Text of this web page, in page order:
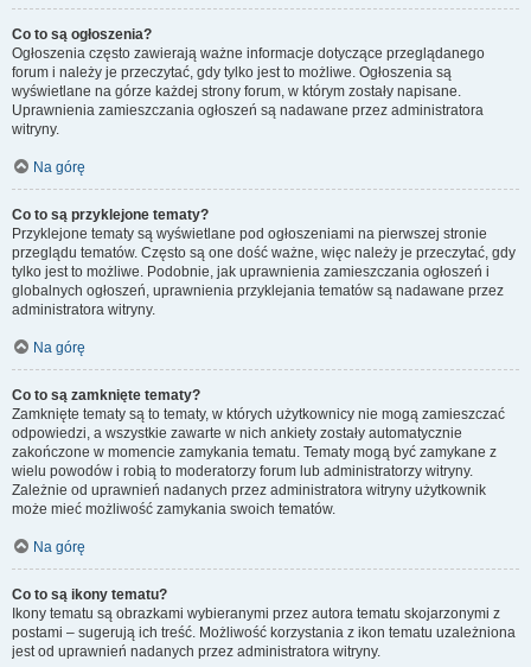
Co to są ogłoszenia?
Ogłoszenia często zawierają ważne informacje dotyczące przeglądanego
forum i należy je przeczytać, gdy tylko jest to możliwe. Ogłoszenia są
wyświetlane na górze każdej strony forum, w którym zostały napisane.
Uprawnienia zamieszczania ogłoszeń są nadawane przez administratora
witryny.
Na górę
Co to są przyklejone tematy?
Przyklejone tematy są wyświetlane pod ogłoszeniami na pierwszej stronie
przeglądu tematów. Często są one dość ważne, więc należy je przeczytać, gdy
tylko jest to możliwe. Podobnie, jak uprawnienia zamieszczania ogłoszeń i
globalnych ogłoszeń, uprawnienia przyklejania tematów są nadawane przez
administratora witryny.
Na górę
Co to są zamknięte tematy?
Zamknięte tematy są to tematy, w których użytkownicy nie mogą zamieszczać
odpowiedzi, a wszystkie zawarte w nich ankiety zostały automatycznie
zakończone w momencie zamykania tematu. Tematy mogą być zamykane z
wielu powodów i robią to moderatorzy forum lub administratorzy witryny.
Zależnie od uprawnień nadanych przez administratora witryny użytkownik
może mieć możliwość zamykania swoich tematów.
Na górę
Co to są ikony tematu?
Ikony tematu są obrazkami wybieranymi przez autora tematu skojarzonymi z
postami – sugerują ich treść. Możliwość korzystania z ikon tematu uzależniona
jest od uprawnień nadanych przez administratora witryny.